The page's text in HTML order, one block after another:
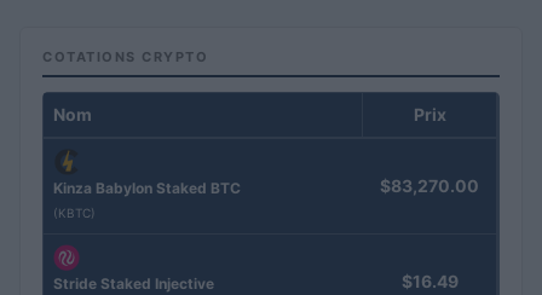
COTATIONS CRYPTO
Nom Prix
Kinza Babylon Staked BTC
(KBTC)
$83,270.00
Stride Staked Injective $16.49